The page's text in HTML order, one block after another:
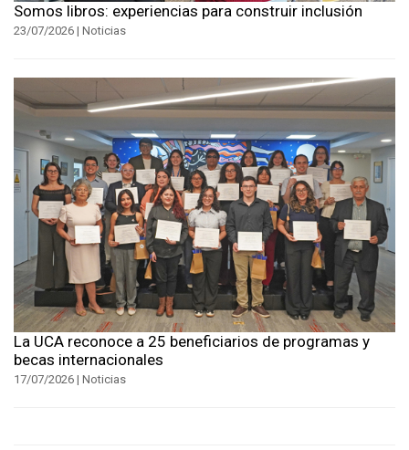
Somos libros: experiencias para construir inclusión
23/07/2026 | Noticias
La UCA reconoce a 25 beneficiarios de programas y
becas internacionales
17/07/2026 | Noticias